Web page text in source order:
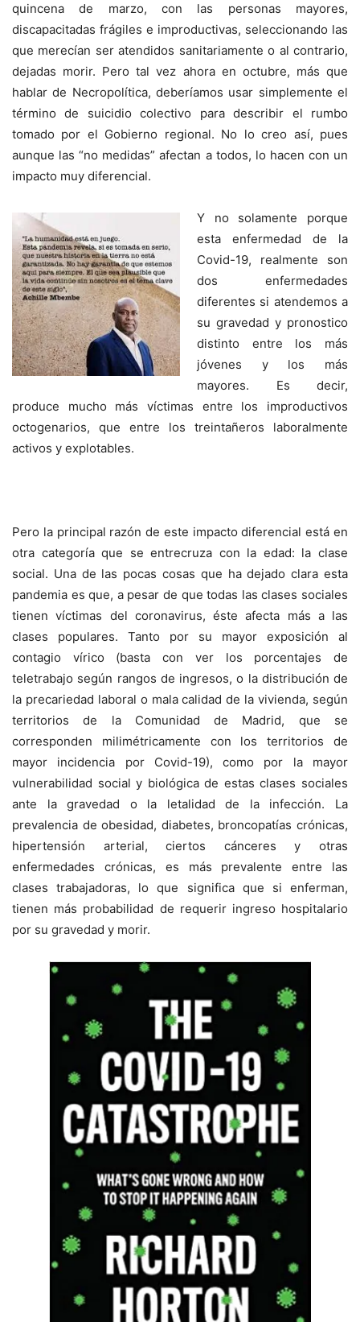
quincena de marzo, con las personas mayores,
discapacitadas frágiles e improductivas, seleccionando las
que merecían ser atendidos sanitariamente o al contrario,
dejadas morir. Pero tal vez ahora en octubre, más que
hablar de Necropolítica, deberíamos usar simplemente el
término de suicidio colectivo para describir el rumbo
tomado por el Gobierno regional. No lo creo así, pues
aunque las “no medidas” afectan a todos, lo hacen con un
impacto muy diferencial.
Y no solamente porque
esta enfermedad de la
Covid-19, realmente son
dos enfermedades
diferentes si atendemos a
su gravedad y pronostico
distinto entre los más
jóvenes y los más
mayores. Es decir,
produce mucho más víctimas entre los improductivos
octogenarios, que entre los treintañeros laboralmente
activos y explotables.
Pero la principal razón de este impacto diferencial está en
otra categoría que se entrecruza con la edad: la clase
social. Una de las pocas cosas que ha dejado clara esta
pandemia es que, a pesar de que todas las clases sociales
tienen víctimas del coronavirus, éste afecta más a las
clases populares. Tanto por su mayor exposición al
contagio vírico (basta con ver los porcentajes de
teletrabajo según rangos de ingresos, o la distribución de
la precariedad laboral o mala calidad de la vivienda, según
territorios de la Comunidad de Madrid, que se
corresponden milimétricamente con los territorios de
mayor incidencia por Covid-19), como por la mayor
vulnerabilidad social y biológica de estas clases sociales
ante la gravedad o la letalidad de la infección. La
prevalencia de obesidad, diabetes, broncopatías crónicas,
hipertensión arterial, ciertos cánceres y otras
enfermedades crónicas, es más prevalente entre las
clases trabajadoras, lo que significa que si enferman,
tienen más probabilidad de requerir ingreso hospitalario
por su gravedad y morir.